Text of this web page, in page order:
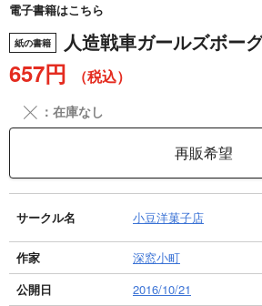
電子書籍はこちら
紙の書籍 人造戦車ガールズボー
657円 （税込）
╳ ：在庫なし
再販希望
サークル名 小豆洋菓子店
作家
深窓小町
公開日
2016/10/21